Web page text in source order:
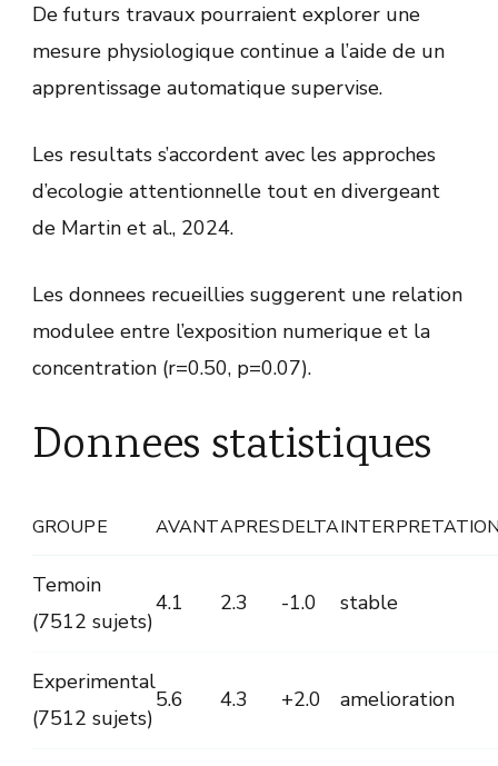
De futurs travaux pourraient explorer une
mesure physiologique continue a l’aide de un
apprentissage automatique supervise.
Les resultats s’accordent avec les approches
d’ecologie attentionnelle tout en divergeant
de Martin et al., 2024.
Les donnees recueillies suggerent une relation
modulee entre l’exposition numerique et la
concentration (r=0.50, p=0.07).
Donnees statistiques
GROUPE AVANTAPRESDELTA
Temoin
(7512 sujets)
4.1 2.3 -1.0 stable
Experimental
(7512 sujets)
5.6 4.3 +2.0 amelioration